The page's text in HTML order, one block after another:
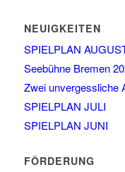
NEUIGKEITEN
SPIELPLAN
Seebühne Bremen
Zwei unvergessliche
SPIELPLAN JULI
SPIELPLAN JUNI
FÖRDERUNG